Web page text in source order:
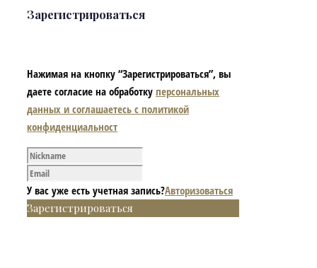
Зарегистрироваться
Нажимая на кнопку “Зарегистрироваться”, вы
даете согласие на обработку персональных
данных и соглашаетесь с политикой
конфиденциальност
У вас уже есть учетная запись?Авторизоваться
Зарегистрироваться